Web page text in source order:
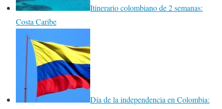
Itinerario colombiano de 2 semanas:
Costa Caribe
Día de la independencia en Colombia: